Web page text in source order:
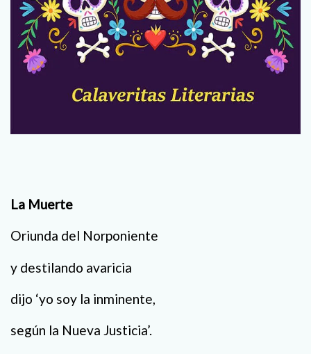
La Muerte
Oriunda del Norponiente
y destilando avaricia
dijo ‘yo soy la inminente,
según la Nueva Justicia’.